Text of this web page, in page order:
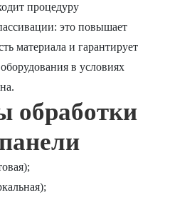
процедуру
это повышает
материала и гарантирует
в условиях
обработки